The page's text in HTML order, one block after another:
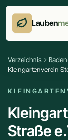
Lauben
Verzeichnis
Kleingartenverein
Straße